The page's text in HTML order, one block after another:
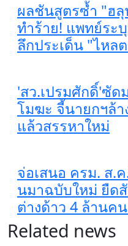
ผลชันสูตรซ้ำ "ฮ
ทำร้าย! แพทย์ระ
ลึกประเด็น "ไหล
'สว.เปรมศักดิ์'ซัด
โมฆะ จี้นายกฯล้
แล้วสรรหาใหม่
จ่อเสนอ ครม. ส.
นมาฉบับใหม่ ยืด
ต่างด้าว 4 ล้านค
Related news